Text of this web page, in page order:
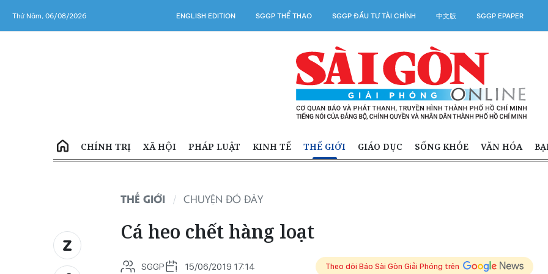
Thứ Năm, 06/08/2026 ENGLISH EDITION SGGP THỂ THAO SGGP ĐẦU TƯ TÀI CHÍNH 中文版 SGGP EPAPER
CHÍNH TRỊ XÃ HỘI PHÁP LUẬT KINH TẾ THẾ GIỚI GIÁO DỤC SỐNG KHỎE VĂN HÓA
THẾ GIỚI CHUYỆN ĐÓ ĐÂY
Cá heo chết hàng loạt
SGGP 15/06/2019 17:14 Theo dõi Báo Sài Gòn Giải Phóng trên